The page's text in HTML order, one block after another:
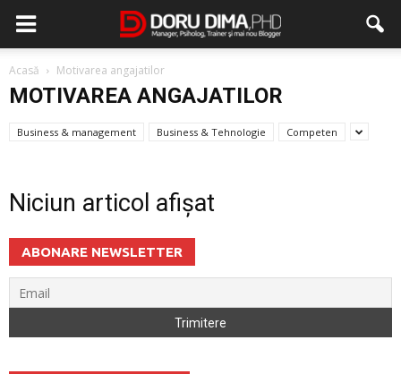
Acasă Motivarea angajatilor
MOTIVAREA ANGAJATILOR
Business & management Business & Tehnologie Competen
Niciun articol afișat
ABONARE NEWSLETTER